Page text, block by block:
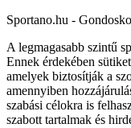
Sportano.hu -
A legmagasabb szintű
Ennek érdekében
amelyek biztosítják a
amennyiben
szabási célokra is
szabott tartalmak és